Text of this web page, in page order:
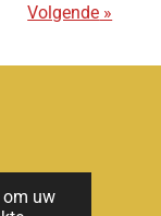
om uw
Volgende »